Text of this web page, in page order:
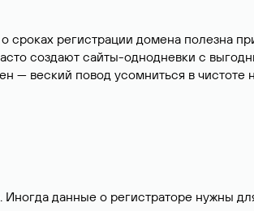
сроках регистрации домена полезна
создают сайты-однодневки с
— веский повод усомниться в чистоте
данные о регистраторе нужны